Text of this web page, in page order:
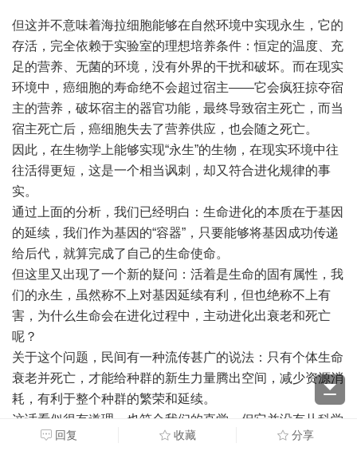
但这并不意味着海拉细胞能够在自然环境中实现永生，它的
存活，完全依赖于实验室的理想培养条件：恒定的温度、充
足的营养、无菌的环境，没有外界的干扰和破坏。而在现实
环境中，癌细胞的寿命绝不会超过宿主——它会疯狂掠夺宿
主的营养，破坏宿主的器官功能，最终导致宿主死亡，而当
宿主死亡后，癌细胞失去了营养供应，也会随之死亡。
因此，在生物学上能够实现“永生”的生物，在现实环境中往
往活得更短，这是一个相当讽刺，却又符合进化规律的事
实。
通过上面的分析，我们已经明白：生命进化的本质在于基因
的延续，我们作为基因的“容器”，只要能够将基因成功传递
给后代，就算完成了自己的生命使命。
但这里又出现了一个新的疑问：活着是生命的固有属性，我
们的永生，虽然称不上对基因延续有利，但也绝称不上有
害，为什么生命会在进化过程中，主动进化出衰老和死亡
呢？
关于这个问题，民间有一种流传甚广的说法：只有个体生命
衰老并死亡，才能给种群的新生力量腾出空间，减少资源消
耗，有利于整个种群的繁荣和延续。
这话看似很有道理，也符合我们的直觉，但它并没有从科学
上揭示衰老和死亡产生的本质——它只是一种表面的现象描
回复 收藏 分享